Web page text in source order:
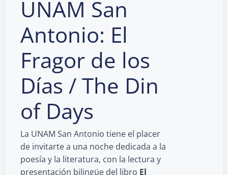
UNAM San
Antonio: El
Fragor de los
Días / The Din
of Days
La UNAM San Antonio tiene el placer
de invitarte a una noche dedicada a la
poesía y la literatura, con la lectura y
presentación bilingüe del libro El